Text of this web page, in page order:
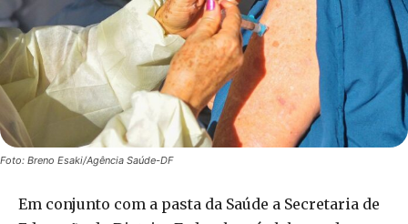
Foto: Breno Esaki/Agência Saúde-DF
Em conjunto com a pasta da Saúde a Secretaria de